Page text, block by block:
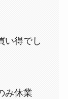
い得でし
み休業